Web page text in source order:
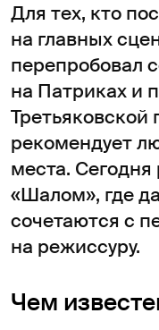
Для тех, кто
на главных
перепробовал
на Патриках и
Третьяковской
рекомендует
места.
«Шалом», где
сочетаются с
на режиссуру.
Чем